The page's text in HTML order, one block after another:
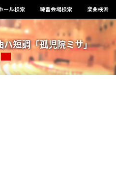
ール検索 練習会場検索 楽曲検索
ハ短調「孤児院ミサ」